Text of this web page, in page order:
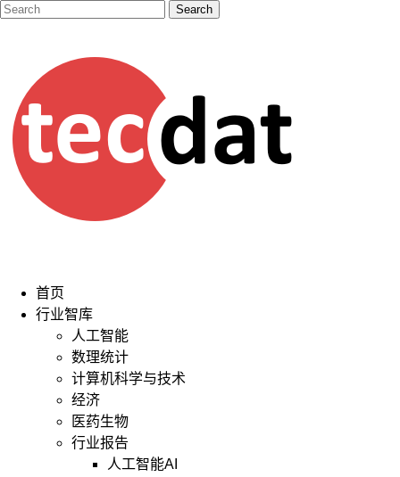
首页
行业智库
人工智能
数理统计
计算机科学与技术
经济
医药生物
行业报告
人工智能AI